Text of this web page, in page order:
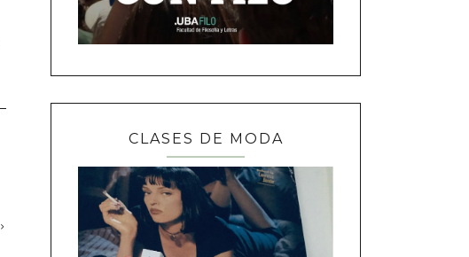
CLASES DE MODA